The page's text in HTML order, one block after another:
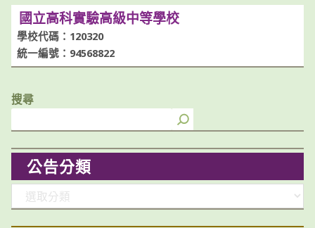
國立高科實驗高級中等學校
學校代碼：120320
統一編號：94568822
搜尋
公告分類
類